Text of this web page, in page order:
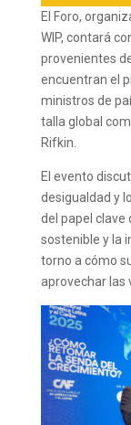
El Foro,
WIP, contará
provenientes
encuentran el
ministros de
talla global
Rifkin.
El evento
desigualdad y
del papel clave
sostenible y la
torno a cómo
aprovechar las